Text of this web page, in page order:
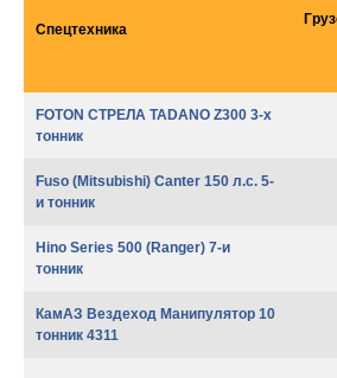
Спецтехника
FOTON СТРЕЛА TADANO Z300 3-х
тонник
Fuso (Mitsubishi) Canter 150 л.с. 5-
и тонник
Hino Series 500 (Ranger) 7-и
тонник
КамАЗ Вездеход Манипулятор 10
тонник 4311